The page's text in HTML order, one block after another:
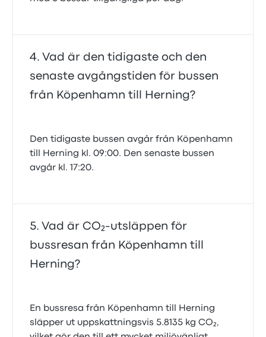
Vad är den tidigaste och den
senaste avgångstiden för bussen
från Köpenhamn till Herning?
Den tidigaste bussen avgår från Köpenhamn
till Herning kl. 09:00. Den senaste bussen
avgår kl. 17:20.
Vad är CO₂-utsläppen för
bussresan från Köpenhamn till
Herning?
En bussresa från Köpenhamn till Herning
släpper ut uppskattningsvis 5.8135 kg CO₂,